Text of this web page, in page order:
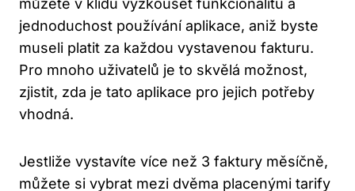
můžete v klidu vyzkoušet funkcionalitu a
jednoduchost používání aplikace, aniž byste
museli platit za každou vystavenou fakturu.
Pro mnoho uživatelů je to skvělá možnost,
zjistit, zda je tato aplikace pro jejich potřeby
vhodná.
Jestliže vystavíte více než 3 faktury měsíčně,
můžete si vybrat mezi dvěma placenými tarify